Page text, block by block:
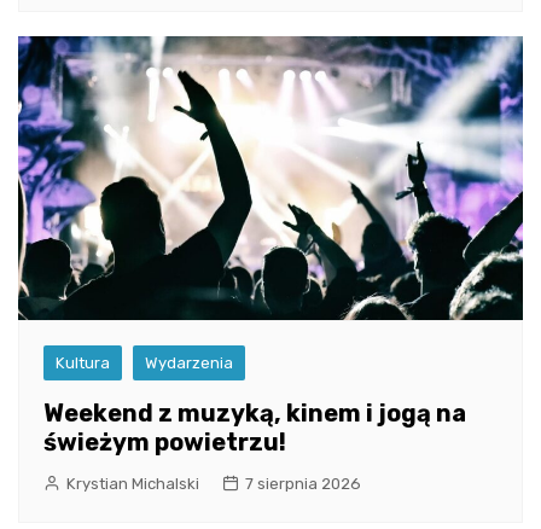
Kultura Wydarzenia
Weekend z muzyką, kinem i jogą na
świeżym powietrzu!
Krystian Michalski 7 sierpnia 2026